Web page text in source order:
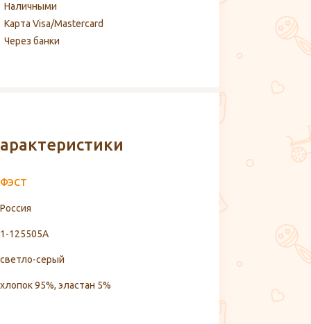
Наличными
Карта Visa/Mastercard
Через банки
ФЭСТ
Россия
1-125505А
светло-серый
хлопок 95%, эластан 5%